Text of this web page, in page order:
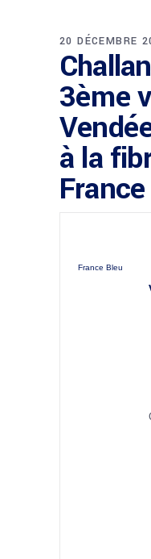
20 DÉCEMBRE
3ème
à la
France Bleu